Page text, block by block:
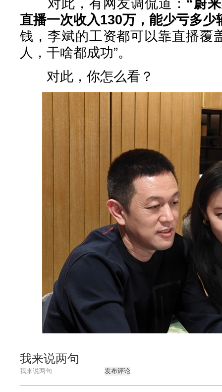
对此，有网友调侃道： “蔚
直播一次收入130万，能少亏多少
钱，李斌的工资都可以靠直播覆
人，干啥都成功”。
对此，你怎么看？
我来说两句
发布评论